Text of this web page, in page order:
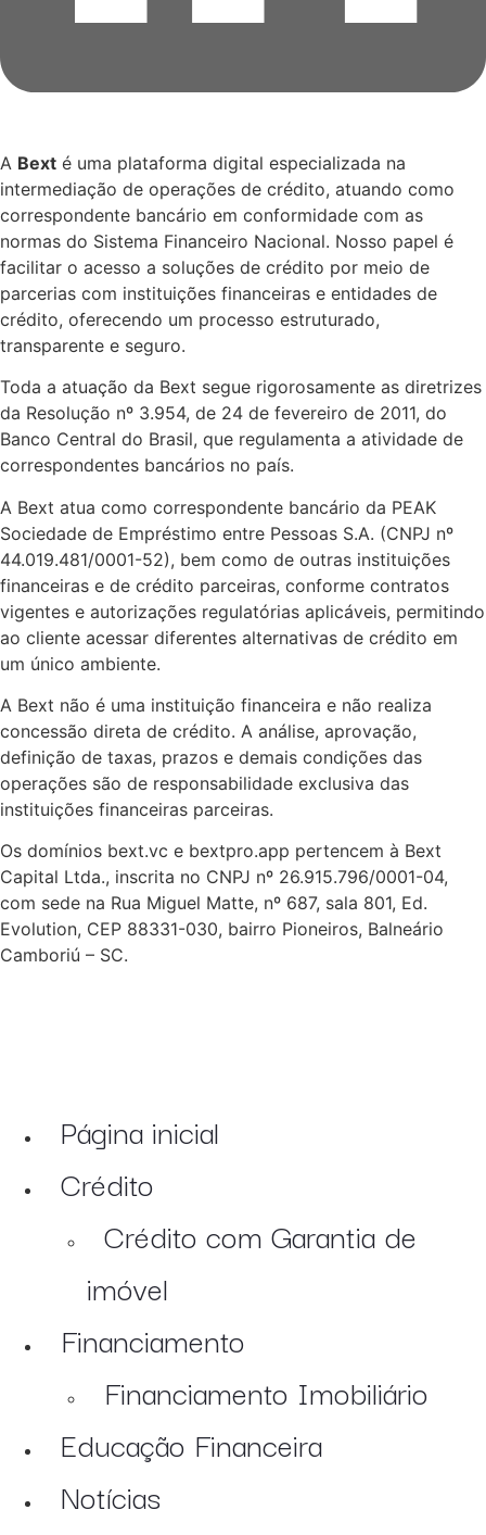
A Bext é uma plataforma digital especializada na
intermediação de operações de crédito, atuando como
correspondente bancário em conformidade com as
normas do Sistema Financeiro Nacional. Nosso papel é
facilitar o acesso a soluções de crédito por meio de
parcerias com instituições financeiras e entidades de
crédito, oferecendo um processo estruturado,
transparente e seguro.
Toda a atuação da Bext segue rigorosamente as diretrizes
da Resolução nº 3.954, de 24 de fevereiro de 2011, do
Banco Central do Brasil, que regulamenta a atividade de
correspondentes bancários no país.
A Bext atua como correspondente bancário da PEAK
Sociedade de Empréstimo entre Pessoas S.A. (CNPJ nº
44.019.481/0001-52), bem como de outras instituições
financeiras e de crédito parceiras, conforme contratos
vigentes e autorizações regulatórias aplicáveis, permitindo
ao cliente acessar diferentes alternativas de crédito em
um único ambiente.
A Bext não é uma instituição financeira e não realiza
concessão direta de crédito. A análise, aprovação,
definição de taxas, prazos e demais condições das
operações são de responsabilidade exclusiva das
instituições financeiras parceiras.
Os domínios bext.vc e bextpro.app pertencem à Bext
Capital Ltda., inscrita no CNPJ nº 26.915.796/0001-04,
com sede na Rua Miguel Matte, nº 687, sala 801, Ed.
Evolution, CEP 88331-030, bairro Pioneiros, Balneário
Camboriú – SC.
Página inicial
Crédito
Crédito com Garantia de
imóvel
Financiamento
Financiamento Imobiliário
Educação Financeira
Notícias